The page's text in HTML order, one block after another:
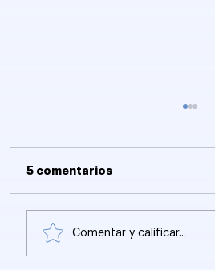
5 comentarios
Comentar y calificar...